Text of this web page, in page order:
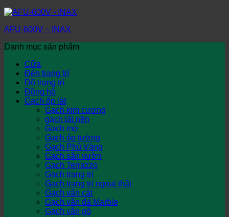
AFU-600V – INAX
Danh mục sản phẩm
Cửa
Đèn trang trí
Đồ trang trí
Đồng hồ
Gạch ốp lát
Gạch kim cương
gạch lát nền
Gạch mờ
Gạch ốp tường
Gạch Phủ Vàng
Gạch sân vườn
Gạch Terrazzo
Gạch trang trí
Gạch trang trí ngoại thất
Gạch vân cát
Gạch vân đá Marble
Gạch vân gỗ